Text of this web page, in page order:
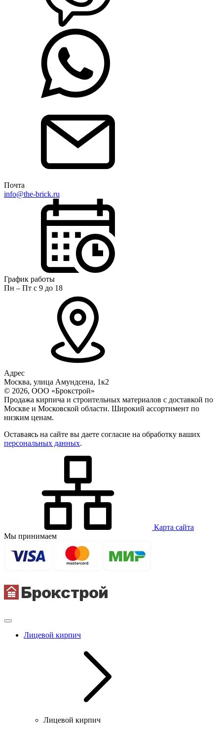
Почта
info@the-brick.ru
График работы
Пн – Пт с 9 до 18
Адрес
Москва, улица Амундсена, 1к2
© 2026, ООО «Брокстрой»
Продажа кирпича и строительных материалов с доставкой по
Москве и Московской области. Широкий ассортимент по
низким ценам.
Оставаясь на сайте вы даете согласие на обработку ваших
персональных данных.
Карта сайта
Мы принимаем
Лицевой кирпич
Лицевой кирпич